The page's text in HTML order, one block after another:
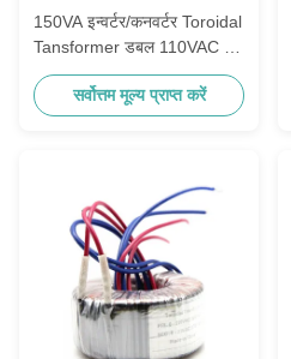
150VA इन्वर्टर/कनवर्टर Toroidal
Tansformer डबल 110VAC से
12VAC/24VAC
सर्वोत्तम मूल्य प्राप्त करें